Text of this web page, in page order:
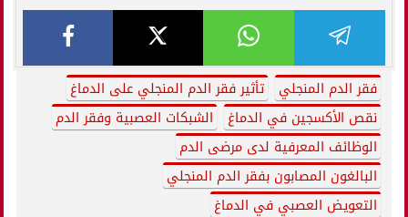
فقر الدم المنجلي
تأثير فقر الدم المنجلي على الدماغ
نقص الأكسجين في الدماغ
الشبكات العصبية وفقر الدم
الوظائف المعرفية لدى مرضى الدم
البالغون المصابون بفقر الدم المنجلي
التعويض العصبي في الدماغ